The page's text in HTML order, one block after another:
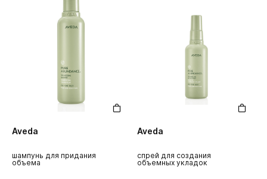
Aveda
шампунь для придания
объема
Aveda
спрей для создания
объемных укладок